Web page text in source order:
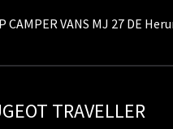
CAMPER VANS MJ 27 DE
TRAVELLER